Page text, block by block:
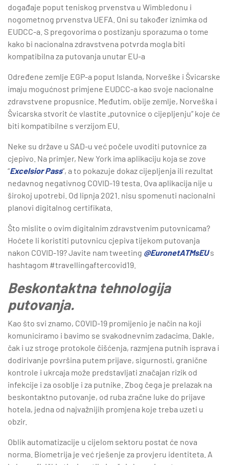
događaje poput teniskog prvenstva u Wimbledonu i
nogometnog prvenstva UEFA. Oni su također iznimka od
EUDCC-a. S pregovorima o postizanju sporazuma o tome
kako bi nacionalna zdravstvena potvrda mogla biti
kompatibilna za putovanja unutar EU-a
Određene zemlje EGP-a poput Islanda, Norveške i Švicarske
imaju mogućnost primjene EUDCC-a kao svoje nacionalne
zdravstvene propusnice. Međutim, obije zemlje, Norveška i
Švicarska stvorit će vlastite „putovnice o cijepljenju“ koje će
biti kompatibilne s verzijom EU.
Neke su države u SAD-u već počele uvoditi putovnice za
cjepivo. Na primjer, New York ima aplikaciju koja se zove
“Excelsior Pass“, a to pokazuje dokaz cijepljenja ili rezultat
nedavnog negativnog COVID-19 testa. Ova aplikacija nije u
širokoj upotrebi. Od lipnja 2021. nisu spomenuti nacionalni
planovi digitalnog certifikata.
Što mislite o ovim digitalnim zdravstvenim putovnicama?
Hoćete li koristiti putovnicu cjepiva tijekom putovanja
nakon COVID-19? Javite nam tweeting @EuronetATMsEUs
hashtagom #travellingaftercovid19.
Beskontaktna tehnologija
putovanja.
Kao što svi znamo, COVID-19 promijenio je način na koji
komuniciramo i bavimo se svakodnevnim zadacima. Dakle,
čak i uz stroge protokole čišćenja, razmjena putnih isprava i
dodirivanje površina putem prijave, sigurnosti, granične
kontrole i ukrcaja može predstavljati značajan rizik od
infekcije i za osoblje i za putnike. Zbog čega je prelazak na
beskontaktno putovanje, od ruba zračne luke do prijave
hotela, jedna od najvažnijih promjena koje treba uzeti u
obzir.
Oblik automatizacije u cijelom sektoru postat će nova
norma. Biometrija je već rješenje za provjeru identiteta. A